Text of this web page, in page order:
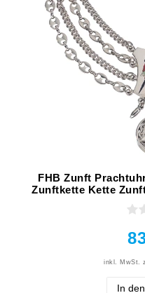
FHB Zunft
Zunftkette Kette
inkl. MwSt.
In